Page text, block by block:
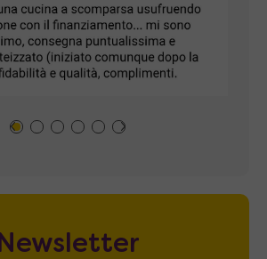
Newsletter